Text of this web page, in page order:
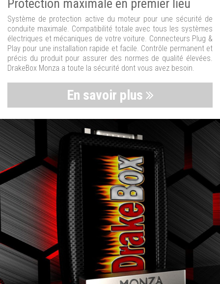
Protection maximale en premier lieu
Système de protection active du moteur pour une sécurité de
conduite maximale. Compatibilité totale avec tous les systèmes
électriques et mécaniques de votre voiture. Connecteurs Plug &
Play pour une installation rapide et facile. Contrôle permanent et
précis du produit pour assurer des normes de qualité élevées.
DrakeBox Monza a toute la sécurité dont vous avez besoin.
En savoir plus